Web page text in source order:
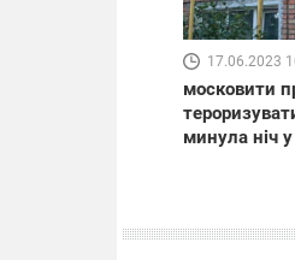
17.06.2023
московити
минула ніч у